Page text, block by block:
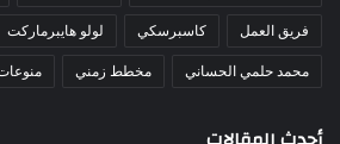
فريق العمل كاسبرسكي لولو هايبرماركت
محمد حلمي الحساني مخطط زمني